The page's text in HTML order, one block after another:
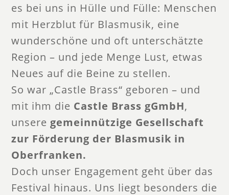
es bei uns in Hülle und Fülle: Menschen
mit Herzblut für Blasmusik, eine
wunderschöne und oft unterschätzte
Region – und jede Menge Lust, etwas
Neues auf die Beine zu stellen.
So war „Castle Brass“ geboren – und
mit ihm die Castle Brass gGmbH,
unsere gemeinnützige Gesellschaft
zur Förderung der Blasmusik in
Oberfranken.
Doch unser Engagement geht über das
Festival hinaus. Uns liegt besonders die